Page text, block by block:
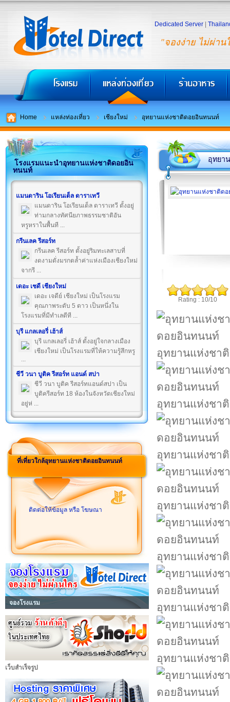
"จองง่าย ไม่ผ่าน
Dedicated Server
Home แหล่งท่องเที่ยว เชียงใหม่ อุทยานแห่งชาติดอยอินทนนท์
โรงแรมแนะนำอุทยานแห่งชาติดอยอิน
ทนนท์
แมนดาริน โอเรียนเต็ล ดาราเทวี
แมนดาริน โอเรียนเต็ล ดาราเทวี ตั้งอยู่
ท่ามกลางทัศนียภาพธรรมชาติอัน
หรูหราในพื้นที ...
กรีนเลค รีสอร์ท
กรีนเลค รีสอร์ท ตั้งอยู่ริมทะเลสาบที่
งดงามดั่งมรกตล้ำค่าแห่งเมืองเชียงใหม่
จากรี ...
เดอะ เชดี เชียงใหม่
เดอะ เจดีย์ เชียงใหม่ เป็นโรงแรม
คุณภาพระดับ 5 ดาว เป็นหนึ่งใน
โรงแรมที่มีทำเลดีที ...
บุรี แกลเลอรี่ เฮ้าส์
บุรี แกลเลอรี่ เฮ้าส์ ตั้งอยู่ใจกลางเมือง
เชียงใหม่ เป็นโรงแรมที่ให้ความรู้สึกหรู
...
ชีวี วนา บูติค รีสอร์ท แอนด์ สปา
ชีวี วนา บูติค รีสอร์ทแอนด์สปา เป็น
บูติครีสอร์ท 18 ห้องในจังหวัดเชียงใหม่
อยู่ห่ ...
ที่เที่ยวใกล้อุทยานแห่งชาติดอยอินทนนท์
ติดต่อให้ข้อมูล หรือ โฆษณา
จองโรงแรม
เว็บสำเร็จรูป
อุทยา
Rating : 10/10
อุทยานแห่งชา
อุทยานแห่งชา
อุทยานแห่งชา
อุทยานแห่งชา
อุทยานแห่งชา
อุทยานแห่งชา
อุทยานแห่งชา